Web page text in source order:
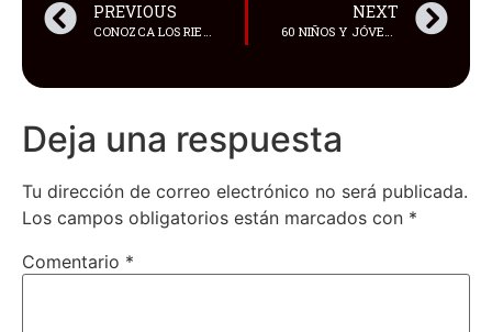
PREVIOUS
CONOZCA LOS RIESGOS DE TOMAR VIAGRA CUANDO NO ES NECESARIO
NEXT
60 NIÑOS Y JÓVENES MUEREN CADA MES POR LA VIOLENCIA EN HONDURAS
Deja una respuesta
Tu dirección de correo electrónico no será publicada.
Los campos obligatorios están marcados con *
Comentario *